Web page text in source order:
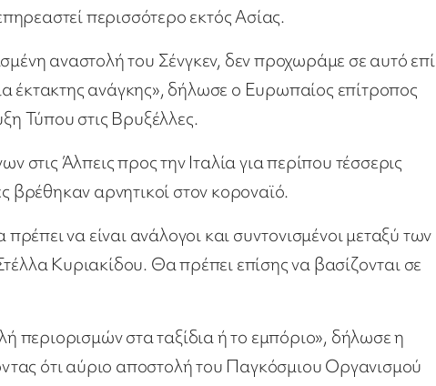
περισσότερο εκτός Ασίας.
αναστολή του Σένγκεν, δεν προχωράμε σε αυτό επί
έκτακτης ανάγκης», δήλωσε ο Ευρωπαίος επίτροπος
Τύπου στις Βρυξέλλες.
στις Άλπεις προς την Ιταλία για περίπου τέσσερις
βρέθηκαν αρνητικοί στον κοροναϊό.
να είναι ανάλογοι και συντονισμένοι μεταξύ των
Κυριακίδου. Θα πρέπει επίσης να βασίζονται σε
περιορισμών στα ταξίδια ή το εμπόριο», δήλωσε η
ότι αύριο αποστολή του Παγκόσμιου Οργανισμού